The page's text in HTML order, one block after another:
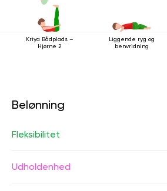
Kriya Bådplads –
Hjørne 2
Liggende ryg og
benvridning
Belønning
Fleksibilitet
Udholdenhed